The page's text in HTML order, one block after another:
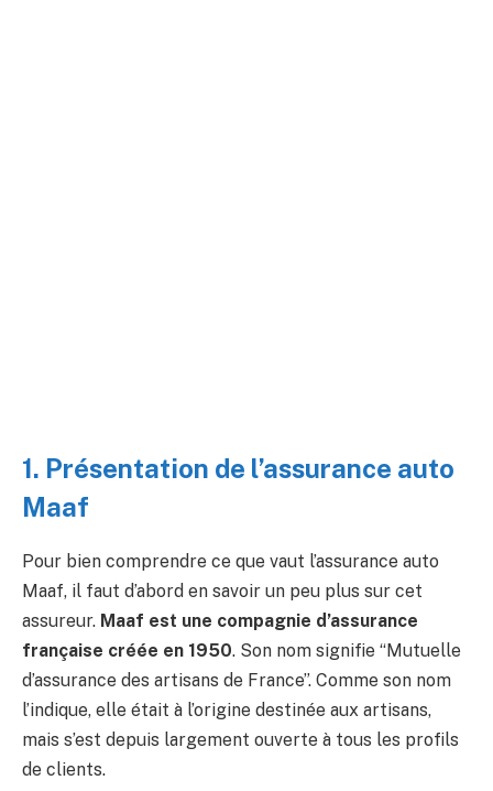
1. Présentation de l’assurance auto
Maaf
Pour bien comprendre ce que vaut l’assurance auto
Maaf, il faut d’abord en savoir un peu plus sur cet
assureur. Maaf est une compagnie d’assurance
française créée en 1950. Son nom signifie “Mutuelle
d’assurance des artisans de France”. Comme son nom
l’indique, elle était à l’origine destinée aux artisans,
mais s’est depuis largement ouverte à tous les profils
de clients.